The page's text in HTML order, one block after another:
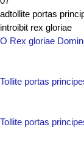
adtollite portas
introibit rex gloriae
O Rex gloriae
Tollite portas
Tollite portas